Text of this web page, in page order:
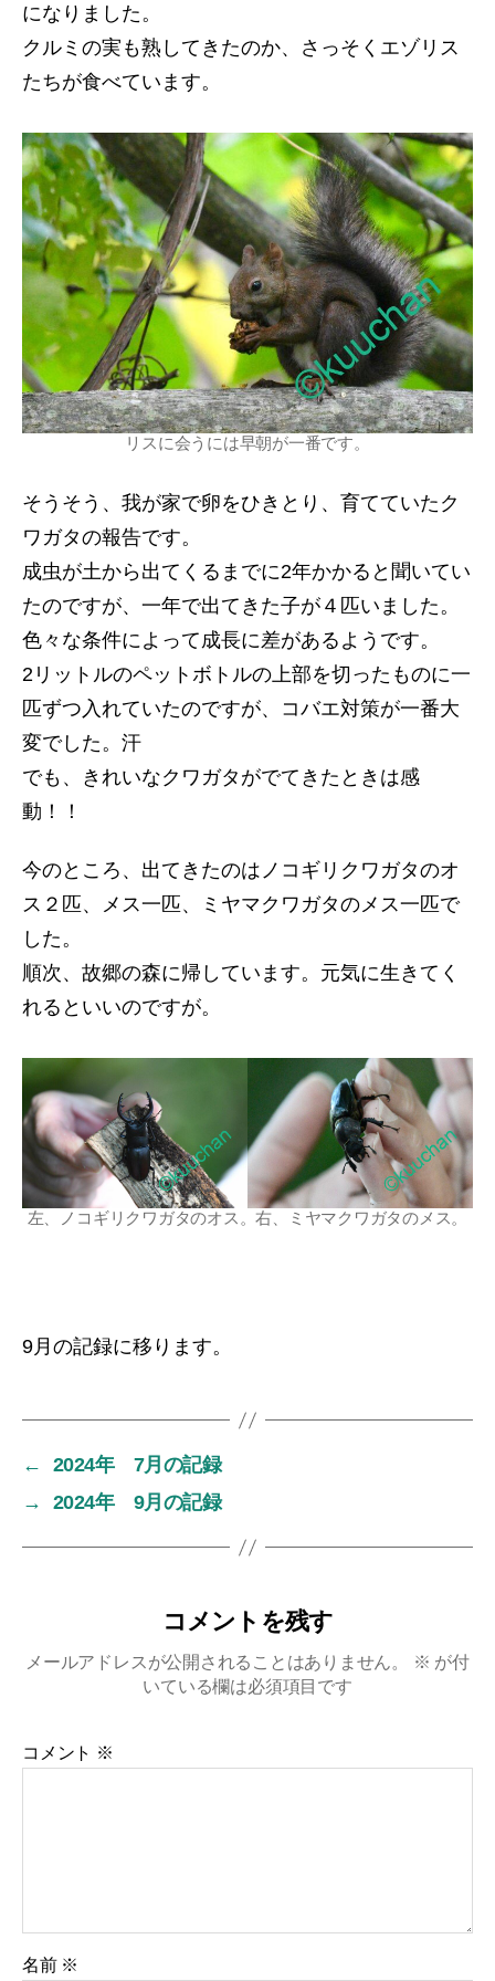
になりました。
クルミの実も熟してきたのか、さっそくエゾリス
たちが食べています。
リスに会うには早朝が一番です。
そうそう、我が家で卵をひきとり、育てていたク
ワガタの報告です。
成虫が土から出てくるまでに2年かかると聞いてい
たのですが、一年で出てきた子が４匹いました。
色々な条件によって成長に差があるようです。
2リットルのペットボトルの上部を切ったものに一
匹ずつ入れていたのですが、コバエ対策が一番大
変でした。汗
でも、きれいなクワガタがでてきたときは感
動！！
今のところ、出てきたのはノコギリクワガタのオ
ス２匹、メス一匹、ミヤマクワガタのメス一匹で
した。
順次、故郷の森に帰しています。元気に生きてく
れるといいのですが。
左、ノコギリクワガタのオス。右、ミヤマクワガタのメス。
9月の記録に移ります。
←
2024年 7月の記録
→
2024年 9月の記録
コメントを残す
メールアドレスが公開されることはありません。 ※ が付
いている欄は必須項目です
コメント ※
名前 ※